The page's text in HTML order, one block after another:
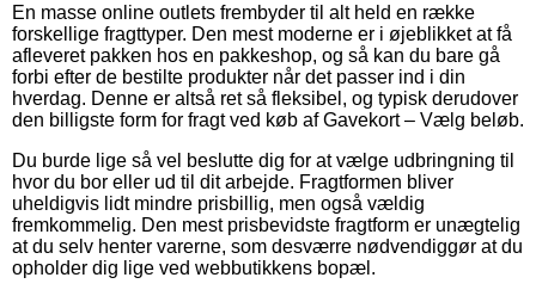
En masse online outlets frembyder til alt held en række
forskellige fragttyper. Den mest moderne er i øjeblikket at få
afleveret pakken hos en pakkeshop, og så kan du bare gå
forbi efter de bestilte produkter når det passer ind i din
hverdag. Denne er altså ret så fleksibel, og typisk derudover
den billigste form for fragt ved køb af Gavekort – Vælg beløb.
Du burde lige så vel beslutte dig for at vælge udbringning til
hvor du bor eller ud til dit arbejde. Fragtformen bliver
uheldigvis lidt mindre prisbillig, men også vældig
fremkommelig. Den mest prisbevidste fragtform er unægtelig
at du selv henter varerne, som desværre nødvendiggør at du
opholder dig lige ved webbutikkens bopæl.